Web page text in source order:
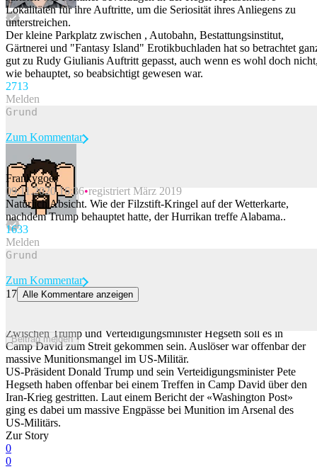
Lokalitäten für ihre Auftritte, um die Seriosität ihres Anliegens zu
unterstreichen.
Der kleine Parkplatz zwischen , Autobahn, Bestattungsinstitut,
Gärtnerei und "Fantasy Island" Erotikbuchladen hat so betrachtet
gut zu Rudy Giulianis Auftritt gepasst, auch wenn es wohl doch
wie behauptet, so beabsichtigt gewesen war.
2713
Melden
Beitrag melden
Zum Kommentar
Frankygoes
09.11.2020 16:36 registriert März 2019
Natürlich Absicht. Wie der Filzstift-Kringel auf der Wetterkarte,
nachdem Trump behauptet hatte, der Hurrikan treffe Alabama..
1633
Melden
Beitrag melden
Zum Kommentar
17 Alle Kommentare anzeigen
Zwischen Trump und Verteidigungsminister Hegseth soll es in
Camp David zum Streit gekommen sein. Auslöser war offenbar der
massive Munitionsmangel im US-Militär.
US-Präsident Donald Trump und sein Verteidigungsminister Pete
Hegseth haben offenbar bei einem Treffen in Camp David über den
Iran-Krieg gestritten. Laut einem Bericht der «Washington Post»
ging es dabei um massive Engpässe bei Munition im Arsenal des
US-Militärs.
Zur Story
0
0